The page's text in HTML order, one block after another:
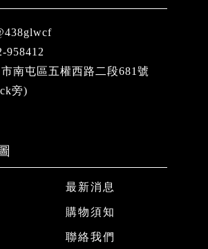
958412
南屯區五權西路二段681號
旁)
最新消息
購物須知
聯絡我們